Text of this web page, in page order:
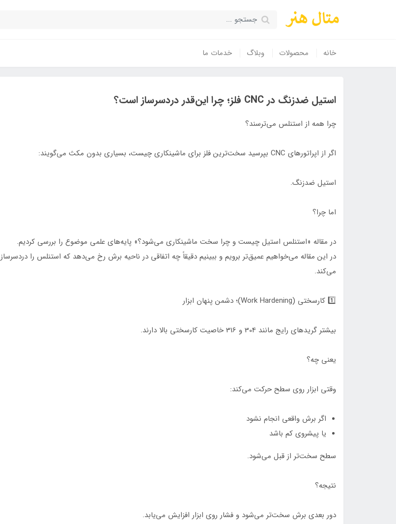
خانه محصولات وبلاگ خدمات ما
استیل ضدزنگ در CNC فلز؛ چرا این‌قدر دردسرساز است؟
چرا همه از استنلس می‌ترسند؟
اگر از اپراتورهای CNC بپرسید سخت‌ترین فلز برای ماشینکاری چیست، بسیاری بدون مکث می‌گویند:
استیل ضدزنگ.
اما چرا؟
در مقاله «استنلس استیل چیست و چرا سخت ماشینکاری می‌شود؟» پایه‌های علمی موضوع را بررسی کردیم.
در این مقاله می‌خواهیم عمیق‌تر برویم و ببینیم دقیقاً چه اتفاقی در ناحیه برش رخ می‌دهد که استنلس را دردسرساز
می‌کند.
1️⃣ کارسختی (Work Hardening)؛ دشمن پنهان ابزار
بیشتر گریدهای رایج مانند 304 و 316 خاصیت کارسختی بالا دارند.
یعنی چه؟
وقتی ابزار روی سطح حرکت می‌کند:
اگر برش واقعی انجام نشود
یا پیشروی کم باشد
سطح سخت‌تر از قبل می‌شود.
نتیجه؟
دور بعدی برش سخت‌تر می‌شود و فشار روی ابزار افزایش می‌یابد.